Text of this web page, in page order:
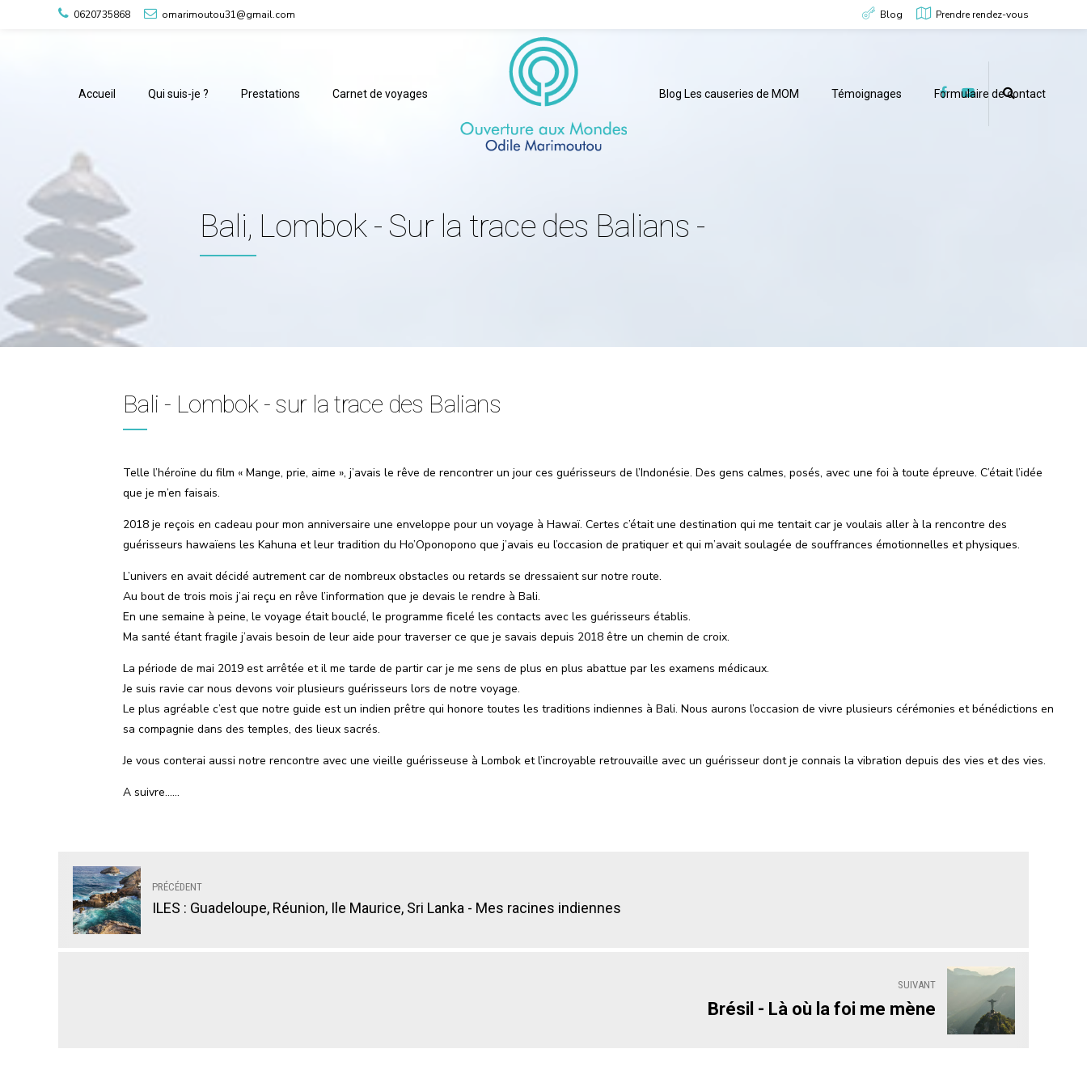
0620735868 omarimoutou31@gmail.com Blog Prendre rendez-vous
Accueil Qui suis-je ? Prestations Carnet de voyages Blog Les causeries de MOM Témoignages Formulaire de contact
Bali, Lombok - Sur la trace des Balians -
Bali - Lombok - sur la trace des Balians
Telle l’héroïne du film « Mange, prie, aime », j’avais le rêve de rencontrer un jour ces guérisseurs de l’Indonésie. Des gens calmes, posés, avec une foi à toute épreuve. C’était l’idée
que je m’en faisais.
2018 je reçois en cadeau pour mon anniversaire une enveloppe pour un voyage à Hawaï. Certes c’était une destination qui me tentait car je voulais aller à la rencontre des
guérisseurs hawaïens les Kahuna et leur tradition du Ho’Oponopono que j’avais eu l’occasion de pratiquer et qui m’avait soulagée de souffrances émotionnelles et physiques.
L’univers en avait décidé autrement car de nombreux obstacles ou retards se dressaient sur notre route.
Au bout de trois mois j’ai reçu en rêve l’information que je devais le rendre à Bali.
En une semaine à peine, le voyage était bouclé, le programme ficelé les contacts avec les guérisseurs établis.
Ma santé étant fragile j’avais besoin de leur aide pour traverser ce que je savais depuis 2018 être un chemin de croix.
La période de mai 2019 est arrêtée et il me tarde de partir car je me sens de plus en plus abattue par les examens médicaux.
Je suis ravie car nous devons voir plusieurs guérisseurs lors de notre voyage.
Le plus agréable c’est que notre guide est un indien prêtre qui honore toutes les traditions indiennes à Bali. Nous aurons l’occasion de vivre plusieurs cérémonies et bénédictions en
sa compagnie dans des temples, des lieux sacrés.
Je vous conterai aussi notre rencontre avec une vieille guérisseuse à Lombok et l’incroyable retrouvaille avec un guérisseur dont je connais la vibration depuis des vies et des vies.
A suivre……
PRÉCÉDENT
ILES : Guadeloupe, Réunion, Ile Maurice, Sri Lanka - Mes racines indiennes
SUIVANT
Brésil - Là où la foi me mène